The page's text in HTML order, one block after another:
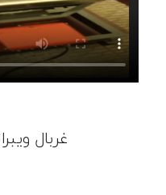
غربال